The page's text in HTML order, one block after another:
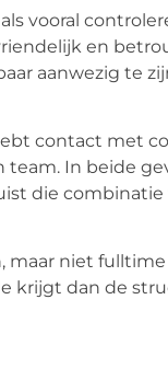
vooral
en
aanwezig te
contact met
team. In beide
die
niet
krijgt dan de